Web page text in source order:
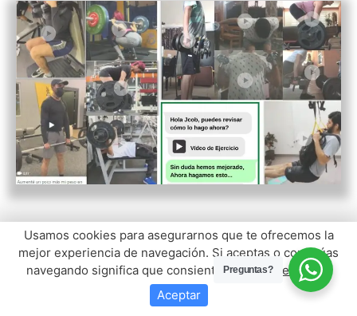
Aprenderemos a realizar bien los
ejercicios y de forma segura.
Usamos cookies para asegurarnos que te ofrecemos la
mejor experiencia de navegación. Si aceptas o continúas
navegando significa que consientes su uso.
Leer más
Aceptar
Preguntas?